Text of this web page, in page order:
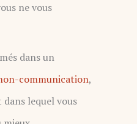
ne vous
dans un
communication,
dans lequel vous